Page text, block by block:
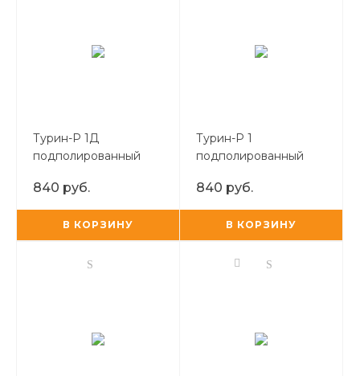
Турин-Р 1Д
подполированный
керамогранит
840 руб.
В КОРЗИНУ
Турин-Р 1
подполированный
керамогранит
840 руб.
В КОРЗИНУ